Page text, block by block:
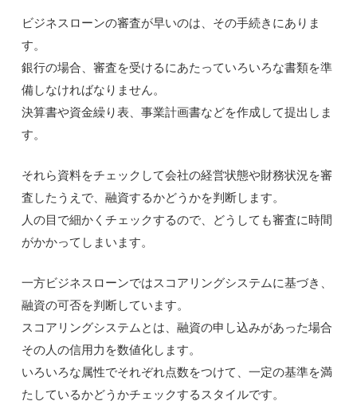
ビジネスローンの審査が早いのは、その手続きにありま
す。
銀行の場合、審査を受けるにあたっていろいろな書類を準
備しなければなりません。
決算書や資金繰り表、事業計画書などを作成して提出しま
す。
それら資料をチェックして会社の経営状態や財務状況を審
査したうえで、融資するかどうかを判断します。
人の目で細かくチェックするので、どうしても審査に時間
がかかってしまいます。
一方ビジネスローンではスコアリングシステムに基づき、
融資の可否を判断しています。
スコアリングシステムとは、融資の申し込みがあった場合
その人の信用力を数値化します。
いろいろな属性でそれぞれ点数をつけて、一定の基準を満
たしているかどうかチェックするスタイルです。